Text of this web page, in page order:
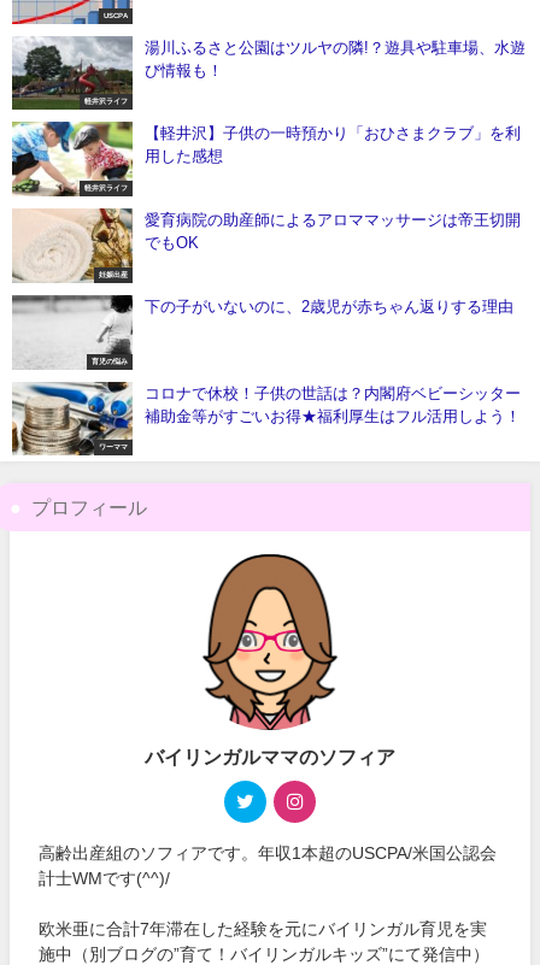
USCPA
軽井沢ライフ
湯川ふるさと公園はツルヤの隣!？遊具や駐車場、水遊
び情報も！
軽井沢ライフ
【軽井沢】子供の一時預かり「おひさまクラブ」を利
用した感想
妊娠出産
愛育病院の助産師によるアロママッサージは帝王切開
でもOK
育児の悩み
下の子がいないのに、2歳児が赤ちゃん返りする理由
ワーママ
コロナで休校！子供の世話は？内閣府ベビーシッター
補助金等がすごいお得★福利厚生はフル活用しよう！
プロフィール
バイリンガルママのソフィア
高齢出産組のソフィアです。年収1本超のUSCPA/米国公認会
計士WMです(^^)/
欧米亜に合計7年滞在した経験を元にバイリンガル育児を実
施中（別ブログの”育て！バイリンガルキッズ”にて発信中）